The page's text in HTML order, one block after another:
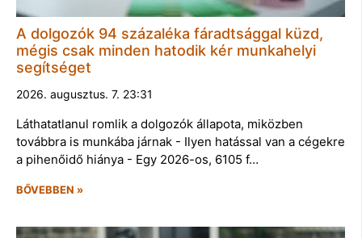
A dolgozók 94 százaléka fáradtsággal küzd,
mégis csak minden hatodik kér munkahelyi
segítséget
2026. augusztus. 7. 23:31
Láthatatlanul romlik a dolgozók állapota, miközben
továbbra is munkába járnak - Ilyen hatással van a cégekre
a pihenőidő hiánya - Egy 2026-os, 6105 f…
BŐVEBBEN »